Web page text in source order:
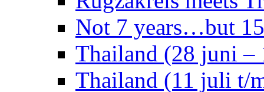
Not 7 years…but
Thailand (28 juni
Thailand (11 juli t/